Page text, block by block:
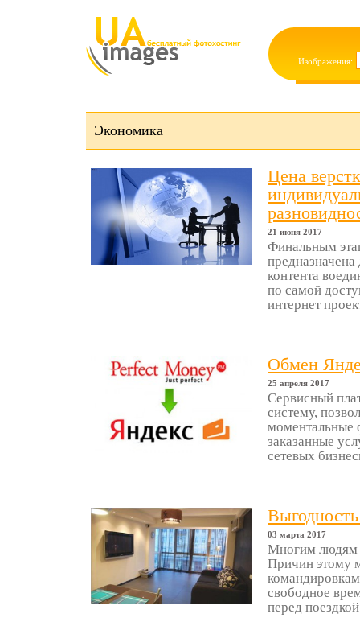
Изображения:
Экономика
Цена
21 июня 2017
Финальным
контента
по самой
интернет
Обмен
25 апреля 2017
Сервисный
систему,
моментальные
заказанные
сетевых
03 марта 2017
Многим людям
Причин этому
свободное
перед